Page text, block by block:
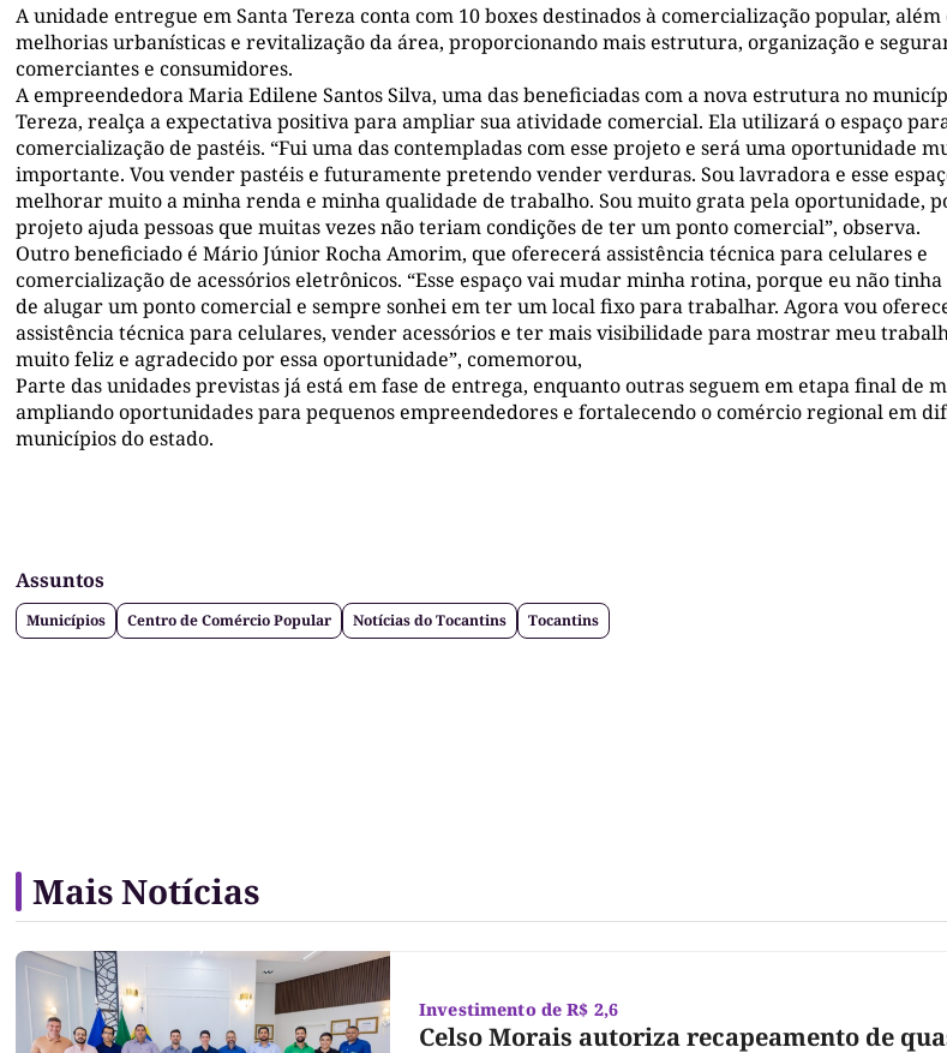
A unidade entregue em Santa Tereza conta com 10 boxes destinados à comercialização popular, além
melhorias urbanísticas e revitalização da área, proporcionando mais estrutura, organização e
comerciantes e consumidores.
A empreendedora Maria Edilene Santos Silva, uma das beneficiadas com a nova estrutura no
Tereza, realça a expectativa positiva para ampliar sua atividade comercial. Ela utilizará o espaço
comercialização de pastéis. “Fui uma das contempladas com esse projeto e será uma oportunidade
importante. Vou vender pastéis e futuramente pretendo vender verduras. Sou lavradora e esse
melhorar muito a minha renda e minha qualidade de trabalho. Sou muito grata pela oportunidade,
projeto ajuda pessoas que muitas vezes não teriam condições de ter um ponto comercial”, observa.
Outro beneficiado é Mário Júnior Rocha Amorim, que oferecerá assistência técnica para celulares e
comercialização de acessórios eletrônicos. “Esse espaço vai mudar minha rotina, porque eu não tinha
de alugar um ponto comercial e sempre sonhei em ter um local fixo para trabalhar. Agora vou
assistência técnica para celulares, vender acessórios e ter mais visibilidade para mostrar meu
muito feliz e agradecido por essa oportunidade”, comemorou,
Parte das unidades previstas já está em fase de entrega, enquanto outras seguem em etapa final de
ampliando oportunidades para pequenos empreendedores e fortalecendo o comércio regional em
municípios do estado.
Assuntos
Municípios Centro de Comércio Popular Notícias do Tocantins Tocantins
Mais Notícias
Investimento de R$ 2,6
Celso Morais autoriza recapeamento de